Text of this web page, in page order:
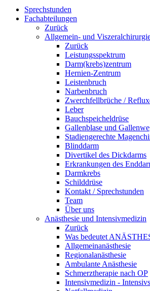
Sprechstunden
Fachabteilungen
Zurück
Allgemein- und
Zurück
Leistungsspektrum
Darm(krebs)zentrum
Hernien-Zentrum
Leistenbruch
Narbenbruch
Zwerchfellbrüche /
Leber
Bauchspeicheldrüse
Gallenblase und
Stadiengerechte
Blinddarm
Divertikel des Dickdarms
Erkrankungen des
Darmkrebs
Schilddrüse
Kontakt / Sprechstunden
Team
Über uns
Anästhesie und Intensivmedizin
Zurück
Was bedeutet
Allgemeinanästhesie
Regionalanästhesie
Ambulante Anästhesie
Schmerztherapie nach OP
Intensivmedizin -